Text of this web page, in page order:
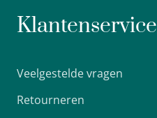
Klantenservice
Veelgestelde vragen
Retourneren